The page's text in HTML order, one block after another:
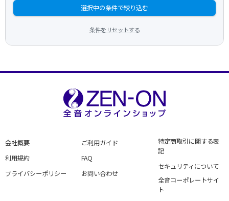
選択中の条件で絞り込む
条件をリセットする
会社概要
利用規約
プライバシーポリシー
ご利用ガイド
FAQ
お問い合わせ
特定商取引に関する表
記
セキュリティについて
全音コーポレートサイ
ト